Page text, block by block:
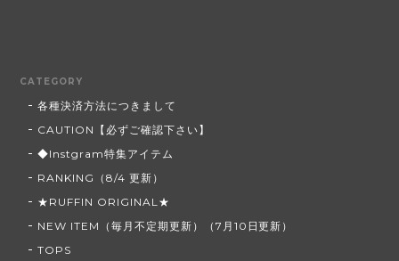
CATEGORY
各種決済方法につきまして
CAUTION【必ずご確認下さい】
◆Instgram特集アイテム
RANKING（8/4 更新）
★RUFFIN ORIGINAL★
NEW ITEM（毎月不定期更新）（7月10日更新）
TOPS